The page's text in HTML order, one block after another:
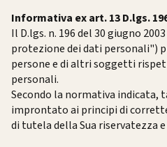
Informativa ex art. 13 D.lgs.
Il D.lgs. n. 196 del 30 giugno
protezione dei dati personali")
persone e di altri soggetti
personali.
Secondo la normativa
improntato ai principi di
di tutela della Sua riservatezza